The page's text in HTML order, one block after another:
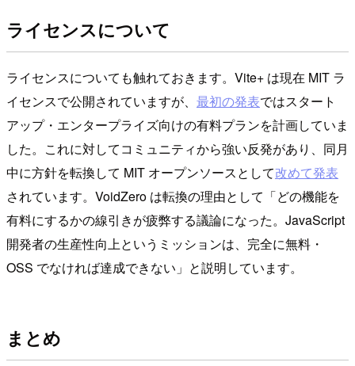
ライセンスについて
ライセンスについても触れておきます。Vite+ は現在 MIT ラ
イセンスで公開されていますが、 最初の発表ではスタート
アップ・エンタープライズ向けの有料プランを計画していま
した。これに対してコミュニティから強い反発があり、同月
中に方針を転換して MIT オープンソースとして改めて発表
されています。VoidZero は転換の理由として「どの機能を
有料にするかの線引きが疲弊する議論になった。JavaScript
開発者の生産性向上というミッションは、完全に無料・
OSS でなければ達成できない」と説明しています。
まとめ